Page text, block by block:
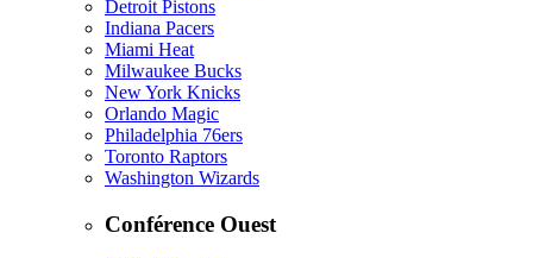
Detroit Pistons
Indiana Pacers
Miami Heat
Milwaukee Bucks
New York Knicks
Orlando Magic
Philadelphia 76ers
Toronto Raptors
Washington Wizards
Conférence Ouest